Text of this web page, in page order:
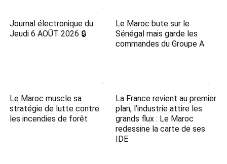
Journal électronique du
Jeudi 6 AOÛT 2026 🔒
Le Maroc bute sur le
Sénégal mais garde les
commandes du Groupe A
Le Maroc muscle sa
stratégie de lutte contre
les incendies de forêt
La France revient au premier
plan, l’industrie attire les
grands flux : Le Maroc
redessine la carte de ses
IDE